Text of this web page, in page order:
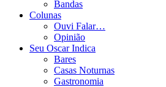
Bandas
Colunas
Ouvi Falar…
Opinião
Seu Oscar Indica
Bares
Casas Noturnas
Gastronomia